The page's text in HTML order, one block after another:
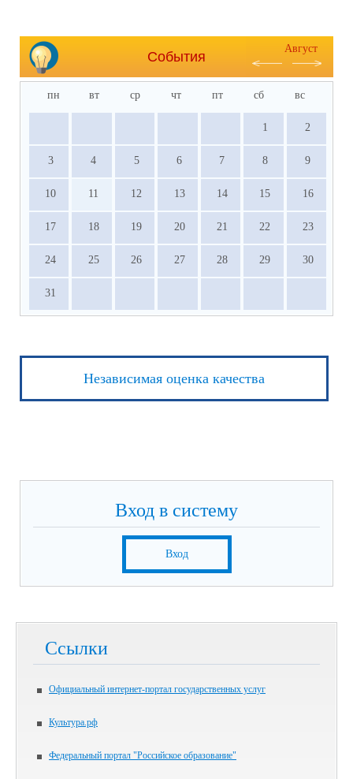
События
Август
пн вт ср чт пт сб вс
1 2
3 4 5 6 7 8 9
10 11 12 13 14 15 16
17 18 19 20 21 22 23
24 25 26 27 28 29 30
31
Независимая оценка качества
Вход в систему
Вход
Ссылки
Официальный интернет-портал государственных услуг
Культура.рф
Федеральный портал "Российское образование"